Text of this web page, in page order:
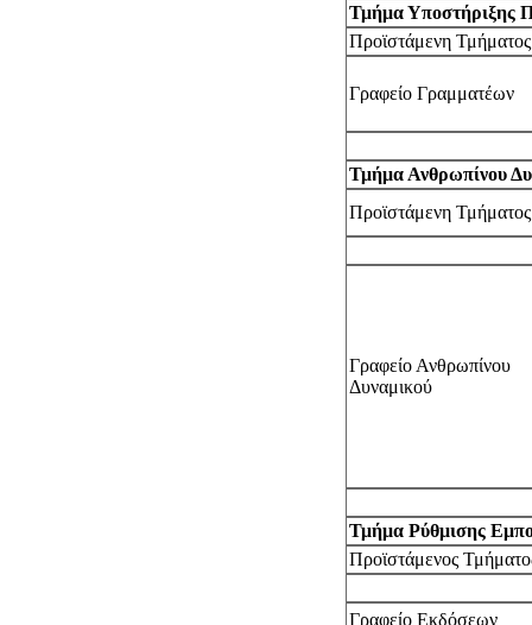
Τμήμα Υποστήριξης
Προϊστάμενη Τμήματος
Γραφείο Γραμματέων
Τμήμα Ανθρωπίνου
Προϊστάμενη Τμήματος
Γραφείο Ανθρωπίνου
Δυναμικού
Τμήμα Ρύθμισης
Προϊστάμενος
Γραφείο Εκδόσεων